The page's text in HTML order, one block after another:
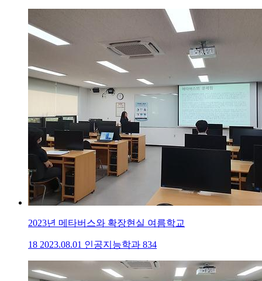
2023년 메타버스와 확장현실 여름학교
18 2023.08.01 인공지능학과 834